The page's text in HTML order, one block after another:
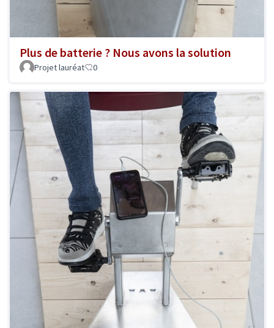
Plus de batterie ? Nous avons la solution
Projet lauréat 0